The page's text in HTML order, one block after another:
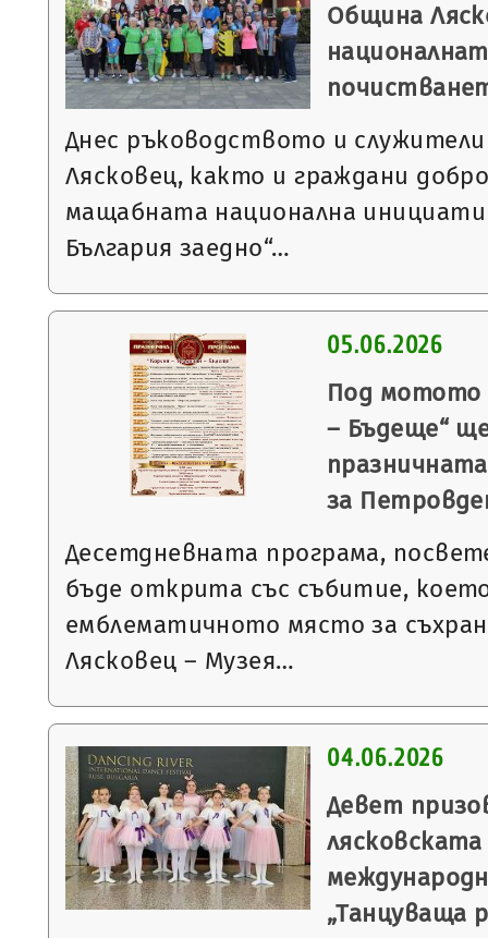
Община
Днес ръководството и
Лясковец, както и граждани
мащабната национална
България заедно“…
05.06.2026
Под мотото
– Бъдеще“
за
Десетдневната програма,
бъде открита със събитие,
емблематичното място за
Лясковец – Музея…
04.06.2026
Девет
„Танцуваща